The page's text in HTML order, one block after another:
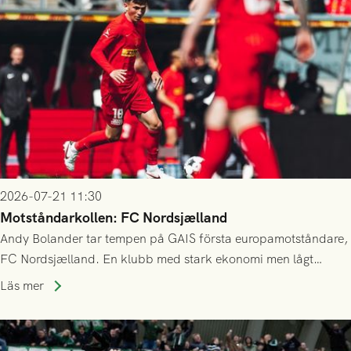
2026-07-21 11:30
Motståndarkollen: FC Nordsjælland
Andy Bolander tar tempen på GAIS första europamotståndare,
FC Nordsjælland. En klubb med stark ekonomi men lågt
publiksnitt, ett lag med både kollektiv styrka och individuell
Läs mer